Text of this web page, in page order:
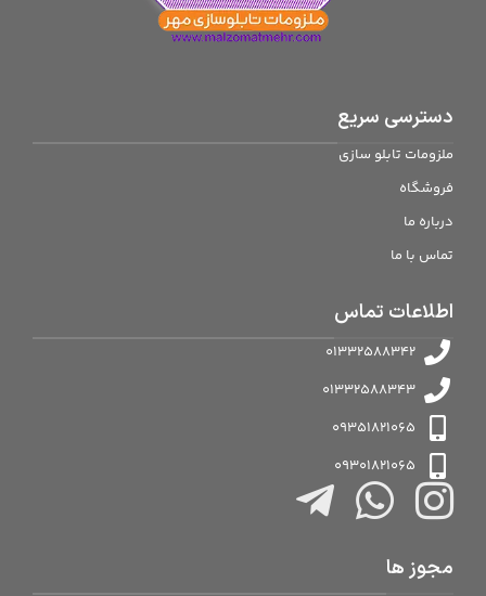
دسترسی سریع
ملزومات تابلو سازی
فروشگاه
درباره ما
تماس با ما
اطلاعات تماس
01332588342
01332588343
09351821065
09301821065
مجوز ها